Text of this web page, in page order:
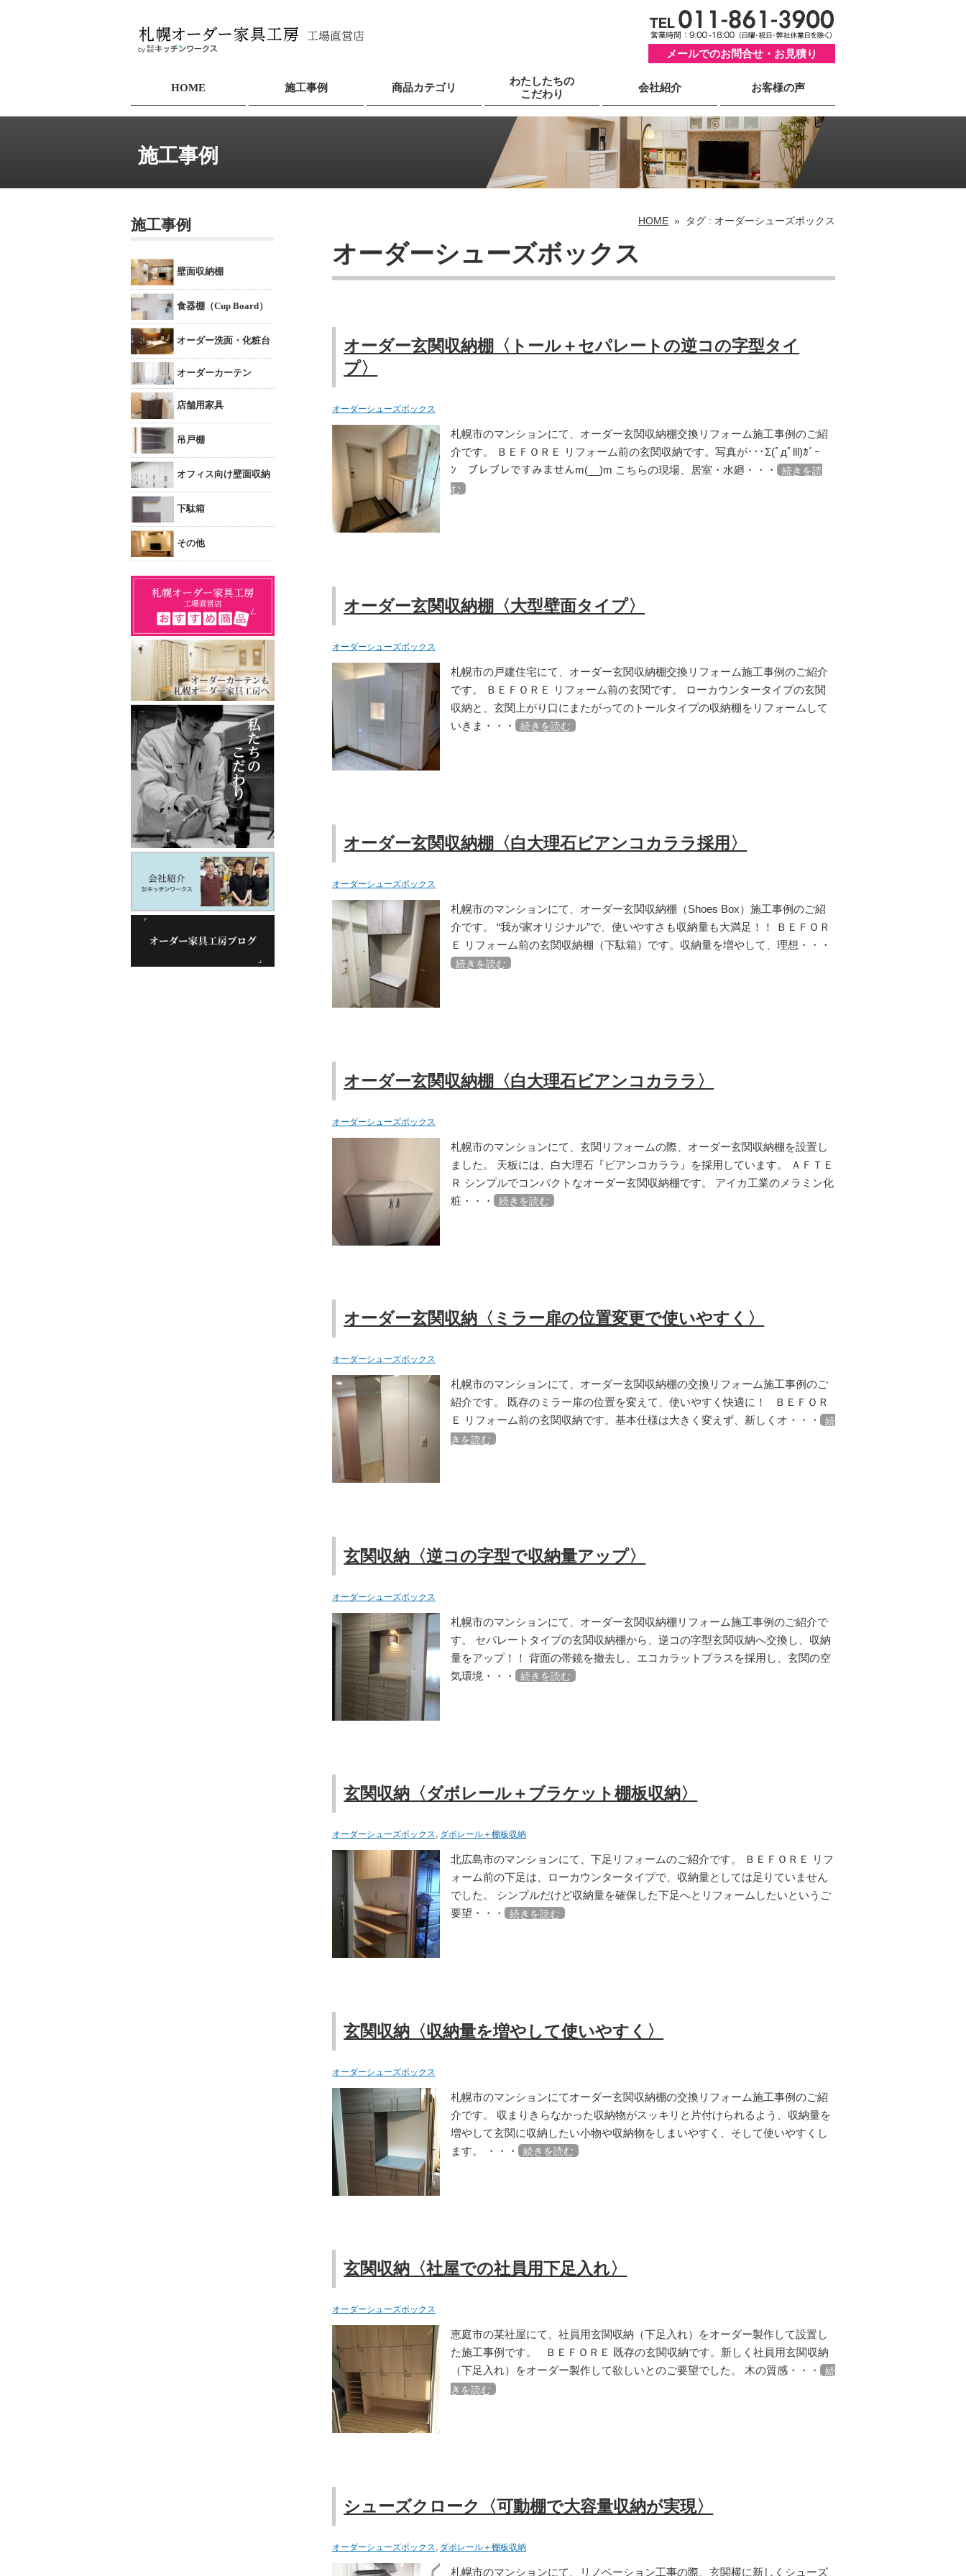
メールでのお問合せ・お見積り
HOME 施工事例 商品カテゴリ
わたしたちの
こだわり
会社紹介 お客様の声
施工事例
HOME » タグ : オーダーシューズボックス
オーダーシューズボックス
オーダー玄関収納棚〈トール＋セパレートの逆コの字型タイ
プ〉
オーダーシューズボックス
札幌市のマンションにて、オーダー玄関収納棚交換リフォーム施工事例のご紹
介です。 ＢＥＦＯＲＥ リフォーム前の玄関収納です。写真が･･･Σ(ﾟдﾟlll)ｶﾞｰ
ﾝ ブレブレですみませんm(__)m こちらの現場、居室・水廻・・・
続きを読
む
オーダー玄関収納棚〈大型壁面タイプ〉
オーダーシューズボックス
札幌市の戸建住宅にて、オーダー玄関収納棚交換リフォーム施工事例のご紹介
です。 ＢＥＦＯＲＥ リフォーム前の玄関です。 ローカウンタータイプの玄関
収納と、玄関上がり口にまたがってのトールタイプの収納棚をリフォームして
いきま・・・
続きを読む
オーダー玄関収納棚〈白大理石ビアンコカララ採用〉
オーダーシューズボックス
札幌市のマンションにて、オーダー玄関収納棚（Shoes Box）施工事例のご紹
介です。 “我が家オリジナル”で、使いやすさも収納量も大満足！！ ＢＥＦＯＲ
Ｅ リフォーム前の玄関収納棚（下駄箱）です。収納量を増やして、理想・・・
続きを読む
オーダー玄関収納棚〈白大理石ビアンコカララ〉
オーダーシューズボックス
札幌市のマンションにて、玄関リフォームの際、オーダー玄関収納棚を設置し
ました。 天板には、白大理石『ビアンコカララ』を採用しています。 ＡＦＴＥ
Ｒ シンプルでコンパクトなオーダー玄関収納棚です。 アイカ工業のメラミン化
粧・・・
続きを読む
オーダー玄関収納〈ミラー扉の位置変更で使いやすく〉
オーダーシューズボックス
札幌市のマンションにて、オーダー玄関収納棚の交換リフォーム施工事例のご
紹介です。 既存のミラー扉の位置を変えて、使いやすく快適に！ ＢＥＦＯＲ
Ｅ リフォーム前の玄関収納です。基本仕様は大きく変えず、新しくオ・・・
続
きを読む
玄関収納〈逆コの字型で収納量アップ〉
オーダーシューズボックス
札幌市のマンションにて、オーダー玄関収納棚リフォーム施工事例のご紹介で
す。 セパレートタイプの玄関収納棚から、逆コの字型玄関収納へ交換し、収納
量をアップ！！ 背面の帯鏡を撤去し、エコカラットプラスを採用し、玄関の空
気環境・・・
続きを読む
玄関収納〈ダボレール＋ブラケット棚板収納〉
オーダーシューズボックス, ダボレール＋棚板収納
北広島市のマンションにて、下足リフォームのご紹介です。 ＢＥＦＯＲＥ リフ
ォーム前の下足は、ローカウンタータイプで、収納量としては足りていません
でした。 シンプルだけど収納量を確保した下足へとリフォームしたいというご
要望・・・
続きを読む
玄関収納〈収納量を増やして使いやすく〉
オーダーシューズボックス
札幌市のマンションにてオーダー玄関収納棚の交換リフォーム施工事例のご紹
介です。 収まりきらなかった収納物がスッキリと片付けられるよう、収納量を
増やして玄関に収納したい小物や収納物をしまいやすく、そして使いやすくし
ます。 ・・・
続きを読む
玄関収納〈社屋での社員用下足入れ〉
オーダーシューズボックス
恵庭市の某社屋にて、社員用玄関収納（下足入れ）をオーダー製作して設置し
た施工事例です。 ＢＥＦＯＲＥ 既存の玄関収納です。新しく社員用玄関収納
（下足入れ）をオーダー製作して欲しいとのご要望でした。 木の質感・・・
続
きを読む
シューズクローク〈可動棚で大容量収納が実現〉
オーダーシューズボックス, ダボレール＋棚板収納
札幌市のマンションにて、リノベーション工事の際、玄関横に新しくシューズ
施工事例
壁面収納棚
食器棚（Cup Board）
オーダー洗面・化粧台
オーダーカーテン
店舗用家具
吊戸棚
オフィス向け壁面収納
下駄箱
その他